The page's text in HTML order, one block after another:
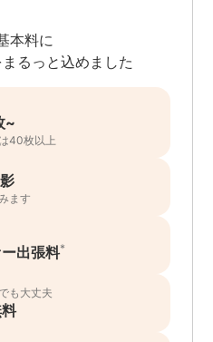
本料に
るっと込めました
~
40枚以上
ます
出張料*
も大丈夫